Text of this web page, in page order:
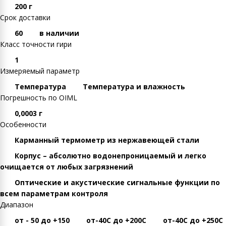
200 г
Срок доставки
60
в наличии
Класс точности гири
1
Измеряемый параметр
Температура
Температура и влажность
Погрешность по OIML
0,0003 г
Особенности
Карманный термометр из нержавеющей стали
Корпус – абсолютно водонепроницаемый и легко
очищается от любых загрязнений
Оптические и акустические сигнальные функции по
всем параметрам контроля
Диапазон
от - 50 до +150
от-40С до +200С
от-40С до +250С